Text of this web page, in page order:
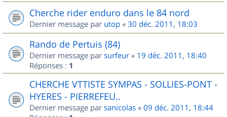
Cherche rider enduro dans le 84 nord
Dernier message par utop « 30 déc. 2011, 18:03
Rando de Pertuis (84)
Dernier message par surfeur « 19 déc. 2011, 18:40
Réponses : 1
CHERCHE VTTISTE SYMPAS - SOLLIES-PONT -
HYERES - PIERREFEU..
Dernier message par sanicolas « 09 déc. 2011, 18:44